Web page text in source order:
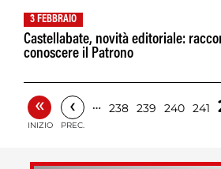
3 FEBBRAIO
Castellabate, novità editoriale:
conoscere il Patrono
«
INIZIO
‹
PREC.
… 238 239 240 241